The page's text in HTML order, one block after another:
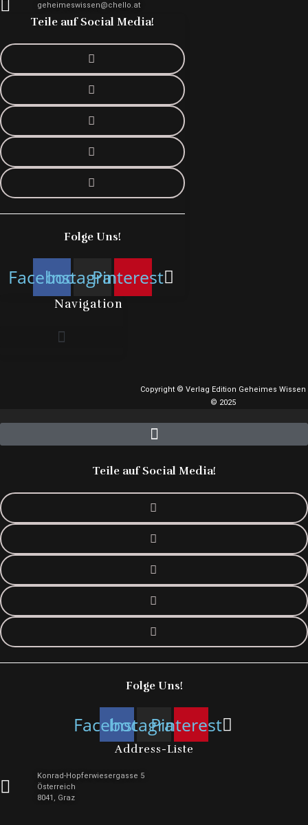
geheimeswissen@chello.at
Teile auf Social Media!
Folge Uns!
FacebookInstagramPinterest
Navigation
Copyright © Verlag Edition Geheimes Wissen
© 2025
Teile auf Social Media!
Folge Uns!
Facebook
Instagram
Pinterest
Address-Liste
Konrad-Hopferwiesergasse 5
Österreich
8041, Graz